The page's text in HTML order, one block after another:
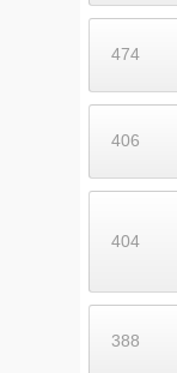
474
406
404
388